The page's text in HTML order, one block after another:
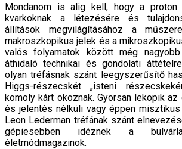
Mondanom is alig kell, hogy a proton
kvarkoknak a létezésére és
állítások megvilágításához a
makroszkopikus jelek és a
valós folyamatok között még nagyobb
áthidaló technikai és gondolati
olyan tréfásnak szánt leegyszerűsítő
Higgs-részecskét „isteni
komoly kárt okoznak. Gyorsan lekopik az
és jelentés nélküli vagy éppen
Leon Lederman tréfának szánt
gépiesebben idéznek a
életmódmagazinok.